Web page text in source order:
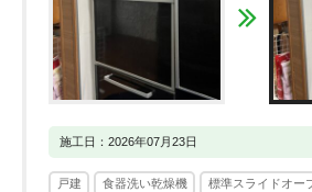
施工日：2026年07月23日
戸建 食器洗い乾燥機 標準スライドオー